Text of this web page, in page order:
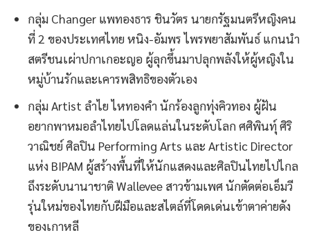
กลุ่ม Changer แพทองธาร ชินวัตร นายกรัฐมนตรีหญิงคน
ที่ 2 ของประเทศไทย หนิง-อัมพร ไพรพยาสัมพันธ์ แกนนำ
สตรีชนเผ่าปกาเกอะญอ ผู้ลุกขึ้นมาปลุกพลังให้ผู้หญิงใน
หมู่บ้านรักและเคารพสิทธิของตัวเอง
กลุ่ม Artist ลําไย ไหทองคํา นักร้องลูกทุ่งคิวทอง ผู้ฝัน
อยากพาหมอลำไทยไปโลดแล่นในระดับโลก ศศิพินทุ์ ศิริ
วาณิชย์ ศิลปิน Performing Arts และ Artistic Director
แห่ง BIPAM ผู้สร้างพื้นที่ให้นักแสดงและศิลปินไทยไปไกล
ถึงระดับนานาชาติ Wallevee สาวข้ามเพศ นักตัดต่อเอ็มวี
รุ่นใหม่ของไทยกับฝีมือและสไตล์ที่โดดเด่นเข้าตาค่ายดัง
ของเกาหลี